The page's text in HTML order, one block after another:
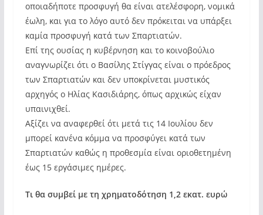
οποιαδήποτε προσφυγή θα είναι ατελέσφορη, νομικά
έωλη, και για το λόγο αυτό δεν πρόκειται να υπάρξει
καμία προσφυγή κατά των Σπαρτιατών.
Επί της ουσίας η κυβέρνηση και το κοινοβούλιο
αναγνωρίζει ότι ο Βασίλης Στίγγας είναι ο πρόεδρος
των Σπαρτιατών και δεν υποκρίνεται μυστικός
αρχηγός ο Ηλίας Κασιδιάρης, όπως αρχικώς είχαν
υπαινιχθεί.
Αξίζει να αναφερθεί ότι μετά τις 14 Ιουλίου δεν
μπορεί κανένα κόμμα να προσφύγει κατά των
Σπαρτιατών καθώς η προθεσμία είναι οριοθετημένη
έως 15 εργάσιμες ημέρες.
Τι θα συμβεί με τη χρηματοδότηση 1,2 εκατ. ευρώ